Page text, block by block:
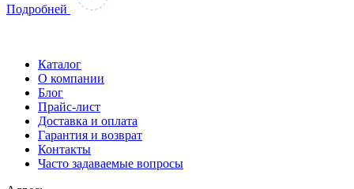
Подробней
Каталог
О компании
Блог
Прайс-лист
Доставка и оплата
Гарантия и возврат
Контакты
Часто задаваемые вопросы